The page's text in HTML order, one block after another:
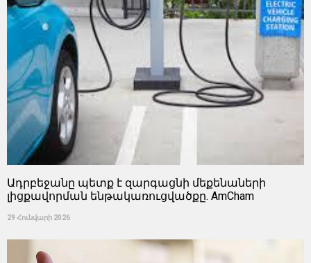
Ադրբեջանը պետք է զարգացնի մեքենաների
լիցքավորման ենթակառուցվածքը. AmCham
29 Հունվարի 2026